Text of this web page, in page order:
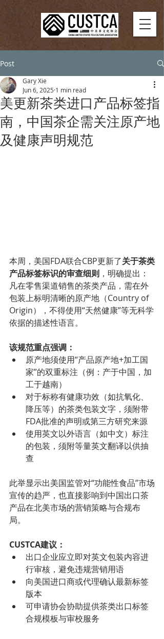
Post
美更新茶类进口产品标签指
南，中国茶企需关注原产地
及健康声明规范
Gary Xie
Jun 6, 2025 1 min read
本周，美国FDA联合CBP更新了关于茶类
产品标签标识的审查细则 ，明确提出：
凡在零售渠道销售的茶类产品，需在外
包装上标明清晰的原产地（Country of
Origin），不得使用“天然健康”等无科学
依据的描述性语言。
该规范重点强调：
原产地须使用“产品原产地+加工国
家”的双重标注（例：产于中国，加
工于越南）
对于标称有健康功效（如抗氧化、
降压等）的茶类包装文字，须附带
FDA批准的声明或第三方研究来源
使用英文以外语言（如中文）标注
的包装，须附等量英文翻译以供抽
查
此举显示出美国监管对“功能性食品”市场
宣传的趋严，也直接影响到中国出口茶
产品在北美市场的营销策略与合规布
局。
CUSTCA建议：
出口企业应立即对英文包装内容进
行审核，避免违规营销用语
向美国进口商或代理确认最新标签
版本
可申请协会协助提供茶类出口标签
合规模板与审校服务